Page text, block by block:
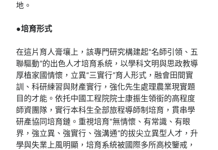
地。
●培育形式
在這片育人膏壤上，該專門研究構建起“名師引領、五
聯驅動”的出色人才培育系統，以學科文明與思政教導
厚植家國情懷，立異“三實行”育人形式，融會田間實
訓、科研練習與財產實行，強化先生處理農業現實題
目的才能。依托中國工程院院士康振生領銜的高程度
師資團隊，實行本科生全部旅程導師制培育，貫串學
研產協同培育鏈。重視培育“無情懷、有常識、有眼
界，強立異、強實行、強溝通”的拔尖立異型人才，升
學與失業上風明顯，培育系統被國際多所高校鑒戒，